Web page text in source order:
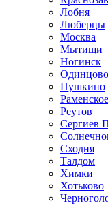
Лобня
Люберцы
Москва
Мытищи
Ногинск
Одинцово
Пушкино
Раменское
Реутов
Сергиев
Сходня
Талдом
Химки
Хотьково